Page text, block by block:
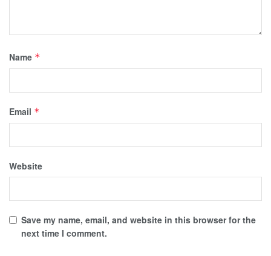
Name *
Email *
Website
Save my name, email, and website in this browser for the
next time I comment.